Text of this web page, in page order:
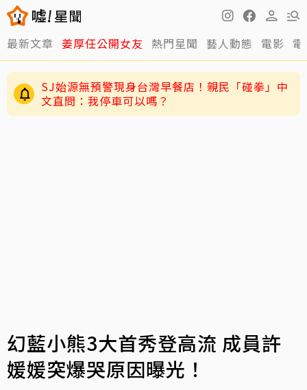
最新文章 姜厚任公開女友 熱門星聞 藝人動態 電影
SJ始源無預警現身台灣早餐店！親民「碰拳」中
文直問：我停車可以嗎？
幻藍小熊3大首秀登高流 成員許
媛媛突爆哭原因曝光！